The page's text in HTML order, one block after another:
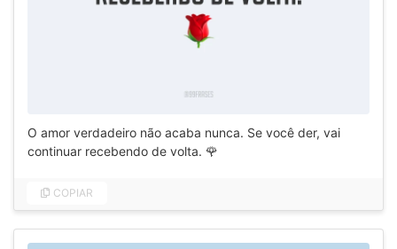
O amor verdadeiro não acaba nunca. Se você der, vai
continuar recebendo de volta. 🌹
COPIAR